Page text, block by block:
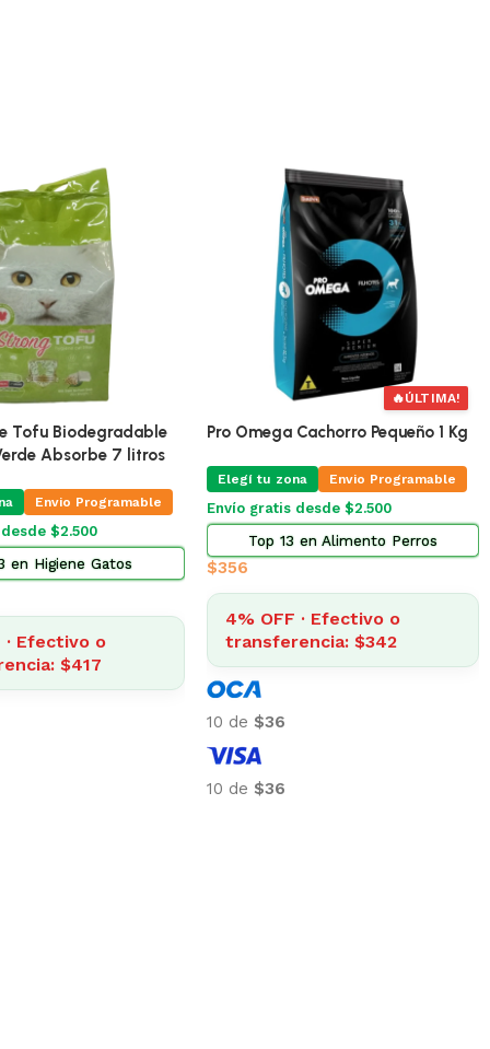
Gatos Equilibrio
Kg
Envio Programable
$2.500
en Alimento Gatos
· Efectivo o
$1.934
Toracard Torasemida 0,6 % 10 Ml
Elegí tu zona Envio Programable
Envío gratis desde $2.500
Top 2 en Farmacia
$1.000
4% OFF · Efectivo o
transferencia: $960
10 de $100
10 de $100